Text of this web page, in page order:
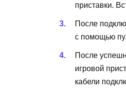
приставки.
После
с помощью
После
игровой
кабели